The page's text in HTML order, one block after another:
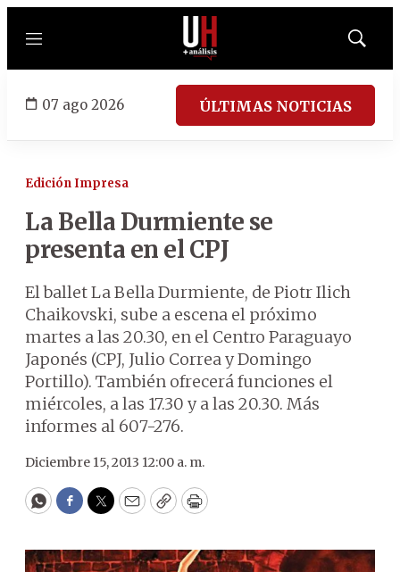
Menú
Mostrar
07 ago 2026 ÚLTIMAS NOTICIAS
Edición Impresa
La Bella Durmiente se
presenta en el CPJ
El ballet La Bella Durmiente, de Piotr Ilich
Chaikovski, sube a escena el próximo
martes a las 20.30, en el Centro Paraguayo
Japonés (CPJ, Julio Correa y Domingo
Portillo). También ofrecerá funciones el
miércoles, a las 17.30 y a las 20.30. Más
informes al 607-276.
Diciembre 15, 2013 12:00 a. m.
WhatsApp
Facebook
Twitter
EmailCopyPrint